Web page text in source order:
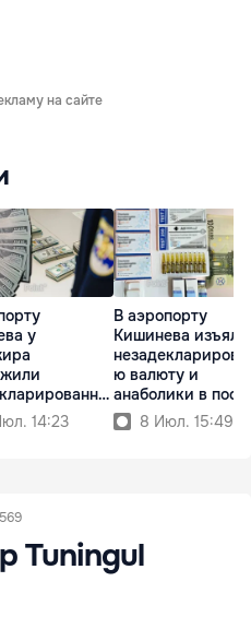
на сайте
у
14:23
В аэропорту
Кишинева изъяли
ю валюту и
анаболики в
8 Июл. 15:49
Tuningul